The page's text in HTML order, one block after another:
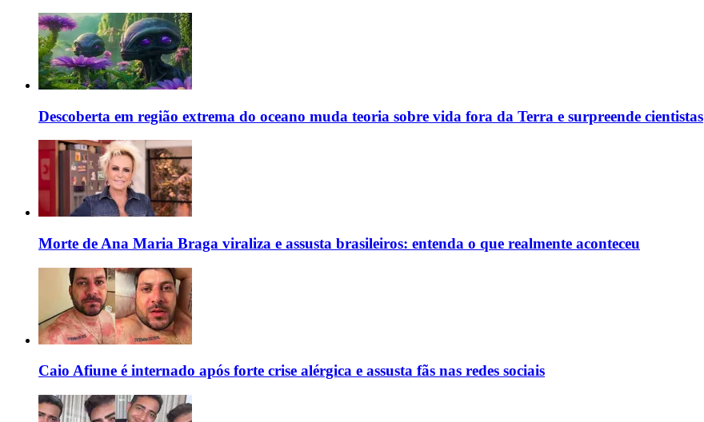
Descoberta em região extrema do oceano muda teoria sobre vida fora da Terra e surpreende cientistas
Morte de Ana Maria Braga viraliza e assusta brasileiros: entenda o que realmente aconteceu
Caio Afiune é internado após forte crise alérgica e assusta fãs nas redes sociais